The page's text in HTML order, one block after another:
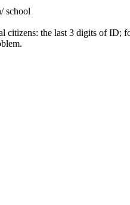
school
citizens: the last 3 digits of ID;